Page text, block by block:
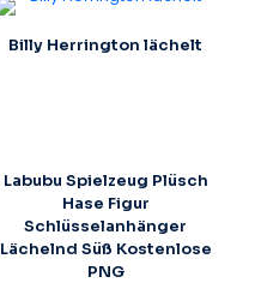
Billy Herrington lächelt
Labubu Spielzeug Plüsch
Hase Figur
Schlüsselanhänger
Lächelnd Süß Kostenlose
PNG